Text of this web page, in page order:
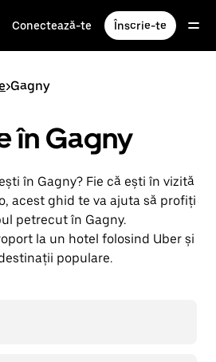
Conectează-te Înscrie-te
>Gagny
în Gagny
în Gagny? Fie că ești în vizită
acest ghid te va ajuta să profiți
petrecut în Gagny.
la un hotel folosind Uber și
populare.